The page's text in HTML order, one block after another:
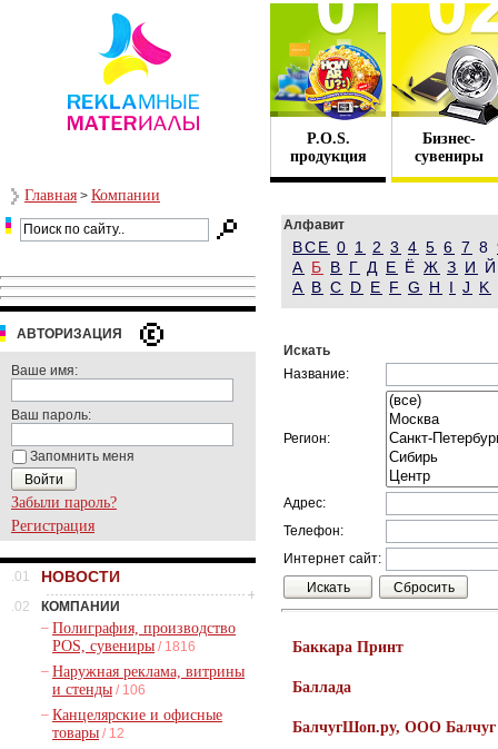
P.O.S.
продукция
Бизнес-
сувениры
Главная > Компании
АВТОРИЗАЦИЯ
Ваше имя:
Ваш пароль:
Запомнить меня
Забыли пароль?
Регистрация
.01 НОВОСТИ
.02
КОМПАНИИ
– Полиграфия, производство
POS, сувениры / 1816
– Наружная реклама, витрины
и стенды / 106
– Канцелярские и офисные
товары / 12
Алфавит
ВСЕ 0 1 2 3 4 5 6 7 8
А Б В Г Д Е Ё Ж З И
A B C D E F G H I J K
Искать
Название:
Регион:
Адрес:
Телефон:
Интернет сайт:
Баккара Принт
Баллада
БалчугШоп.ру, ООО Балчуг